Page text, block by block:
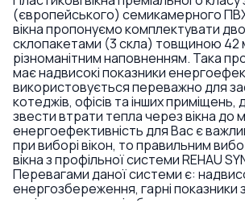
(європейського) семикамерного
вікна пропонуємо комплектувати
склопакетами (3 скла) товщиною 42
різноманітним наповненням. Така
має надвисокі показники
використовується переважно для
котеджів, офісів та інших приміщень,
звести втрати тепла через вікна до
енергоефективність для Вас є
при виборі вікон, то правильним
вікна з профільної системи REHAU
Перевагами даної системи є:
енергозбереження, гарні показники
навіть у комплекті з базовими